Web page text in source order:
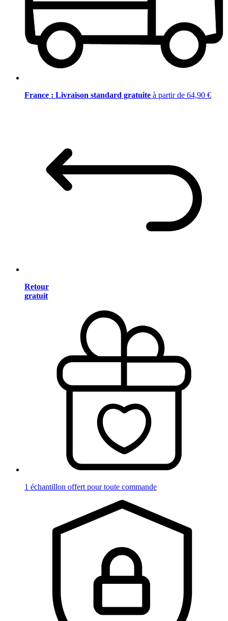
France : Livraison standard gratuite à partir de 64,90 €
Retour
gratuit
1 échantillon offert pour toute commande